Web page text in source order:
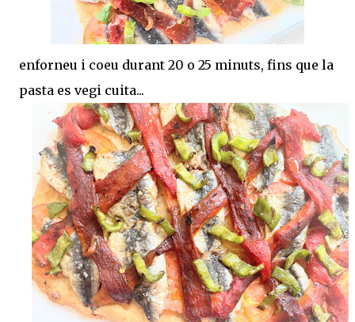
enforneu i coeu durant 20 o 25 minuts, fins que la
pasta es vegi cuita...